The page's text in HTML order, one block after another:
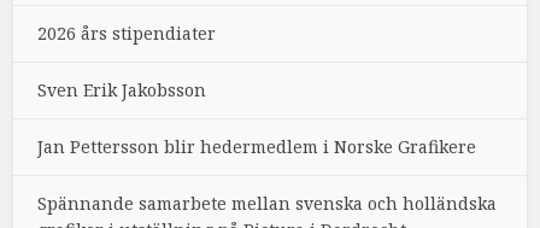
2026 års stipendiater
Sven Erik Jakobsson
Jan Pettersson blir hedermedlem i Norske Grafikere
Spännande samarbete mellan svenska och holländska